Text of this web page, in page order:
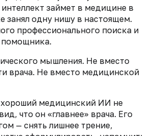
займет в медицине в
занял одну нишу в настоящем.
профессионального поиска и
помощника.
мышления. Не вместо
врача. Не вместо медицинской
медицинский ИИ не
что он «главнее» врача. Его
— снять лишнее трение,